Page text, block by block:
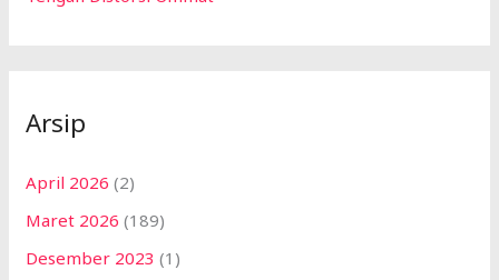
Arsip
April 2026 (2)
Maret 2026 (189)
Desember 2023 (1)